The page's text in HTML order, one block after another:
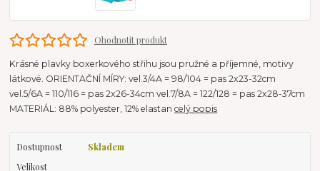
Ohodnotit produkt
Krásné plavky boxerkového střihu jsou pružné a příjemné, motivy
látkové. ORIENTAČNÍ MÍRY: vel.3/4A = 98/104 = pas 2x23-32cm
vel.5/6A = 110/116 = pas 2x26-34cm vel.7/8A = 122/128 = pas 2x28-37cm
MATERIÁL: 88% polyester, 12% elastancelý popis
Dostupnost
Skladem
Velikost